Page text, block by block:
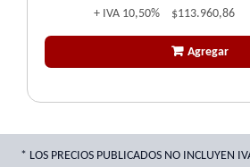
+ IVA 10,50% $113.960,86
Agregar
* LOS PRECIOS PUBLICADOS NO